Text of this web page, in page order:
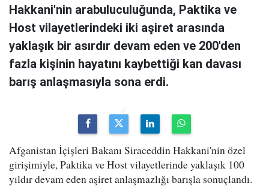
Hakkani'nin arabuluculuğunda, Paktika ve
Host vilayetlerindeki iki aşiret arasında
yaklaşık bir asırdır devam eden ve 200'den
fazla kişinin hayatını kaybettiği kan davası
barış anlaşmasıyla sona erdi.
Afganistan İçişleri Bakanı Siraceddin Hakkani'nin özel
girişimiyle, Paktika ve Host vilayetlerinde yaklaşık 100
yıldır devam eden aşiret anlaşmazlığı barışla sonuçlandı.